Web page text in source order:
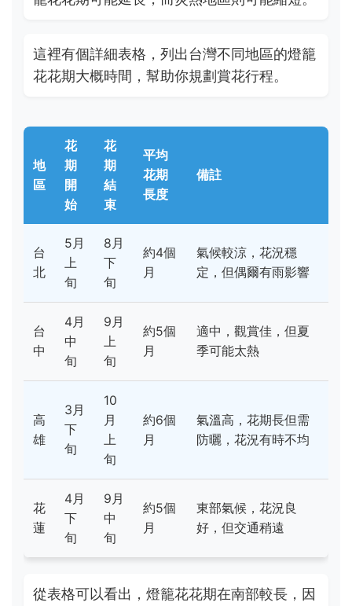
這裡有個詳細表格，列出台灣不同地區的燈籠
花花期大概時間，幫助你規劃賞花行程。
地
區
花
期
開
始
花
期
結
束
平均
花期
長度
備註
台
北
5月
上
旬
8月
下
旬
約4個
月
氣候較涼，花況穩
定，但偶爾有雨影響
台
中
4月
中
旬
9月
上
旬
約5個
月
適中，觀賞佳，但夏
季可能太熱
高
雄
3月
下
旬
10
月
上
旬
約6個
月
氣溫高，花期長但需
防曬，花況有時不均
花
蓮
4月
下
旬
9月
中
旬
約5個
月
東部氣候，花況良
好，但交通稍遠
從表格可以看出，燈籠花花期在南部較長，因